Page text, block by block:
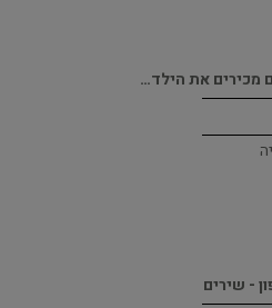
מכירים את הילד…
- שירים